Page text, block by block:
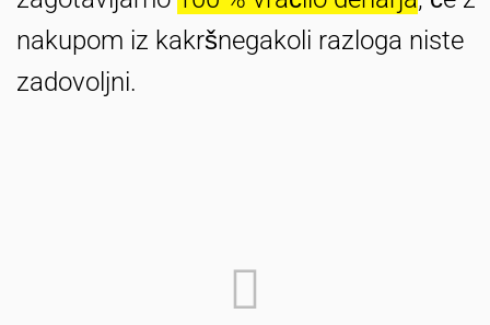
nakupom iz kakršnegakoli razloga niste
zadovoljni.